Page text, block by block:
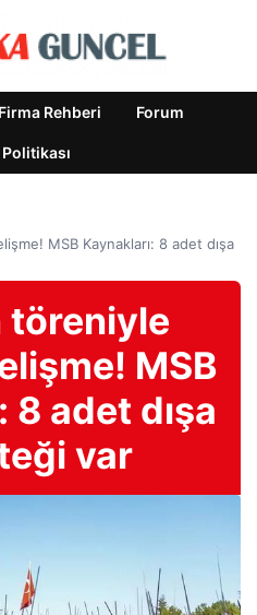
Firma Rehberi Forum
MSB Kaynakları: 8 adet dışa
töreniyle
MSB
8 adet dışa
var